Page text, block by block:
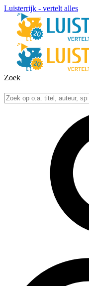
Luisterrijk - vertelt alles
Zoek